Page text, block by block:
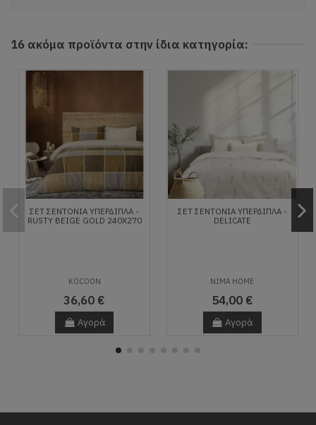
16 ακόμα προϊόντα στην ίδια κατηγορία:
ΣΕΤ ΣΕΝΤΌΝΙΑ ΥΠΈΡΔΙΠΛΑ -
RUSTY BEIGE GOLD 240Χ270
KOCOON
36,60 €
Αγορά
ΣΕΤ ΣΕΝΤΌΝΙΑ ΥΠΈΡΔΙΠΛΑ -
DELICATE
NIMA HOME
54,00 €
Αγορά